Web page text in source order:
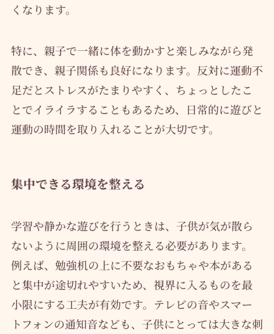
くなります。
特に、親子で一緒に体を動かすと楽しみながら発
散でき、親子関係も良好になります。反対に運動不
足だとストレスがたまりやすく、ちょっとしたこ
とでイライラすることもあるため、日常的に遊びと
運動の時間を取り入れることが大切です。
集中できる環境を整える
学習や静かな遊びを行うときは、子供が気が散ら
ないように周囲の環境を整える必要があります。
例えば、勉強机の上に不要なおもちゃや本がある
と集中が途切れやすいため、視界に入るものを最
小限にする工夫が有効です。テレビの音やスマー
トフォンの通知音なども、子供にとっては大きな刺